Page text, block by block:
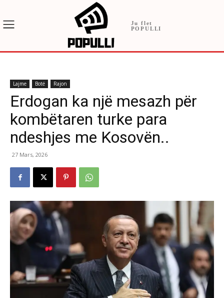
Ju flet
POPULLI
Lajme Botë Rajon
Erdogan ka një mesazh për
kombëtaren turke para
ndeshjes me Kosovën..
27 Mars, 2026